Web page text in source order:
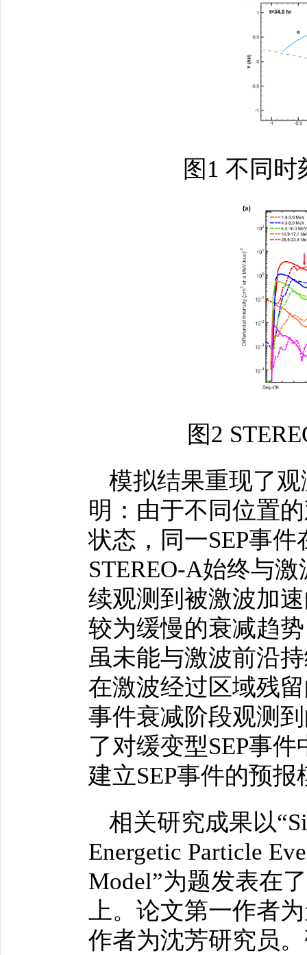
图1 不同
图2
模拟结果重现了
明：由于不同位置
状态，同一SEP事
STEREO-A始终与
续观测到被激波加
较为缓慢的衰减趋
虽未能与激波前沿
在激波经过区域残
事件衰减阶段观测
了对缓变型SEP事
建立SEP事件的预
相关研究成果以
Energetic Particle
Model”为题发表在
上。论文第一作者
作者为沈芳研究员